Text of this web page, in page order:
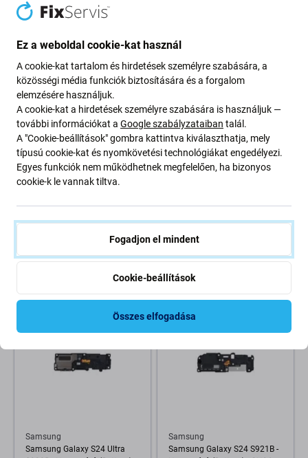
400 Ft 790 Ft
Hangszóró
1 590 Ft
Hangszóró (Alsó)
2 000 Ft
VÁRHATÓ TELJESÍTÉS 2 db,
Samsung
Samsung Galaxy S24 Ultra
Samsung
Samsung Galaxy S24 S921B -
Ez a weboldal cookie-kat használ
A cookie-kat tartalom és hirdetések személyre szabására, a
közösségi média funkciók biztosítására és a forgalom
elemzésére használjuk.
A cookie-kat a hirdetések személyre szabására is használjuk —
további információkat a Google szabályzataiban talál.
A "Cookie-beállítások" gombra kattintva kiválaszthatja, mely
típusú cookie-kat és nyomkövetési technológiákat engedélyezi.
Egyes funkciók nem működhetnek megfelelően, ha bizonyos
cookie-k le vannak tiltva.
Fogadjon el mindent
Cookie-beállítások
Összes elfogadása